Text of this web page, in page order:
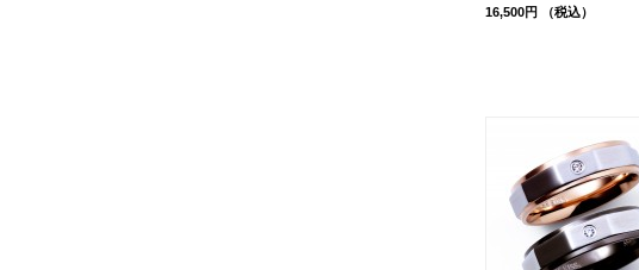
16,500円 （税込）